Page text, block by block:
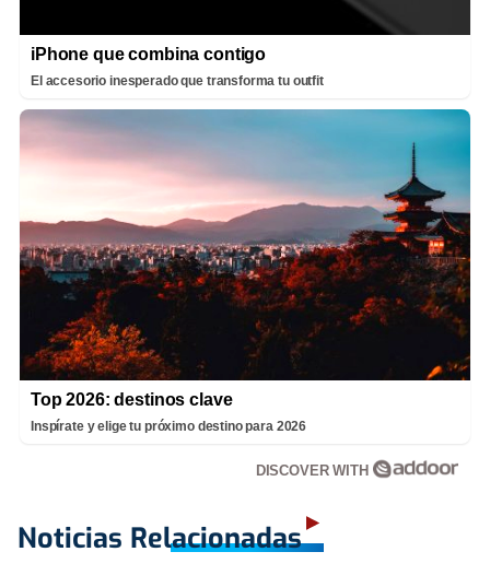
iPhone que combina contigo
El accesorio inesperado que transforma tu outfit
Top 2026: destinos clave
Inspírate y elige tu próximo destino para 2026
DISCOVER WITH
Noticias Relacionadas